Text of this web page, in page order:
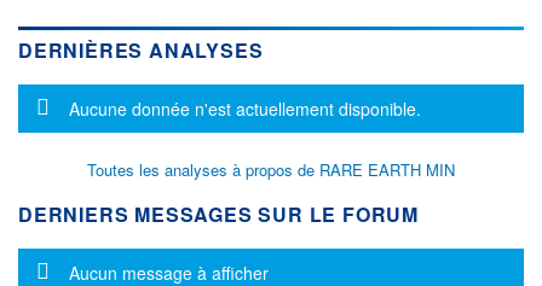
DERNIÈRES ANALYSES
Message d'information
Aucune donnée n'est actuellement disponible.
Toutes les analyses à propos de RARE EARTH MIN
DERNIERS MESSAGES SUR LE FORUM
Message d'information
Aucun message à afficher